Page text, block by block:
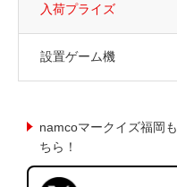
入荷プライズ
設置ゲーム機
namcoマークイズ福岡
ちら！